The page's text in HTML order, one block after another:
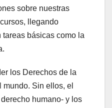
sobre nuestras
llegando
básicas como la
los Derechos de la
mundo. Sin ellos, el
humano- y los